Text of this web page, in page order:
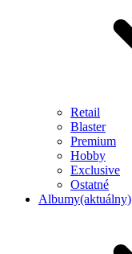
Retail
Blaster
Premium
Hobby
Exclusive
Ostatné
Albumy(aktuálny)